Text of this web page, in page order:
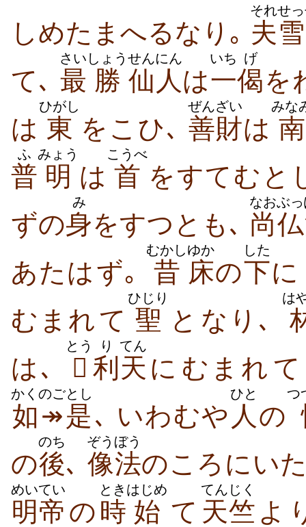
しめ​たまへ​る​なり｡ 夫
それせ
て､ 最
さい
勝
しょう
仙人
せんにん
は一
いち
偈
げ
を​
は 東
ひがし
を​こひ､ 善財
ぜんざい
は 南
みな
普
ふ
明
みょう
は 首
こうべ
を​すて​む​と​
ず​の身
み
を​すつ​とも､ 尚
なおぶ
あたは​ず｡ 昔
むかし
床
ゆか
の下
した
むまれ​て 聖
ひじり
と​なり､
は
は､ 
とう
利
り
天
てん
に​むまれ​
如↠是
かくのごとし
､ いわむや 人
ひと
の
つ
の後
のち
､ 像法
ぞうぼう
の​ころ​に​い
明帝
めいてい
の 時
とき
始
はじめ
て 天竺
てんじく
よ